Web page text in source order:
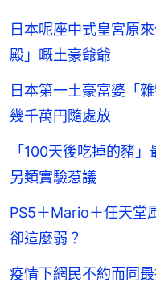
日本呢座中式皇宮原
殿」嘅土豪爺爺
日本第一土豪富婆「
幾千萬円隨處放
「100天後吃掉的豬
另類實驗惹議
PS5＋Mario＋任天
卻這麼弱？
疫情下網民不約而同